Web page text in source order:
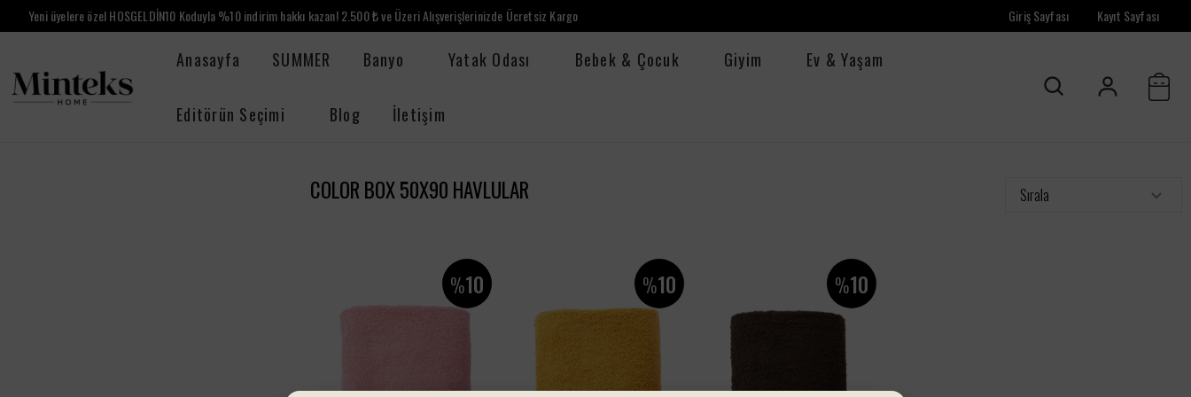
Yeni üyelere özel HOSGELDİN10 Koduyla %10 indirim hakkı kazan! 2.500 ₺ ve Üzeri Alışverişlerinizde Ücretsiz Kargo Giriş Sayfası Kayıt Sayfası
Anasayfa SUMMER Banyo Yatak Odası Bebek & Çocuk Giyim Ev & Yaşam
Editörün Seçimi Blog İletişim
COLOR BOX 50X90 HAVLULAR Sırala
%10 %10 %10